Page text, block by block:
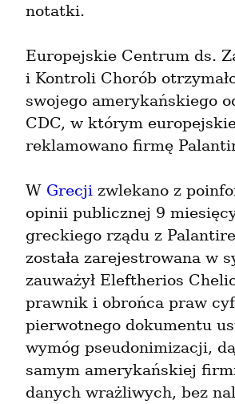
notatki.
Europejskie Centrum ds.
i Kontroli Chorób
swojego amerykańskiego
CDC, w którym
reklamowano firmę
W Grecji zwlekano z
opinii publicznej 9
greckiego rządu z
została zarejestrowana w
zauważył Eleftherios
prawnik i obrońca praw
pierwotnego dokumentu
wymóg pseudonimizacji,
samym amerykańskiej
danych wrażliwych, bez